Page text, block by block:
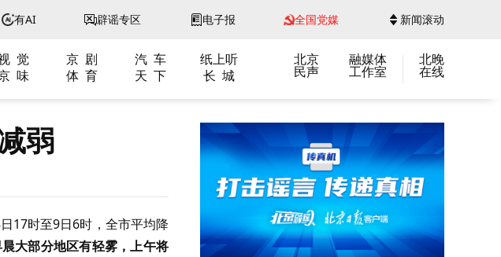
有AI 辟谣专区 电子报 全国党媒 新闻滚动
觉 京 剧 汽 车
纸上听
味 体 育 天 下 长 城
北京
民声
融媒体
工作室
北晚
在线
弱
17时至9日6时，全市平均降
大部分地区有轻雾，上午将